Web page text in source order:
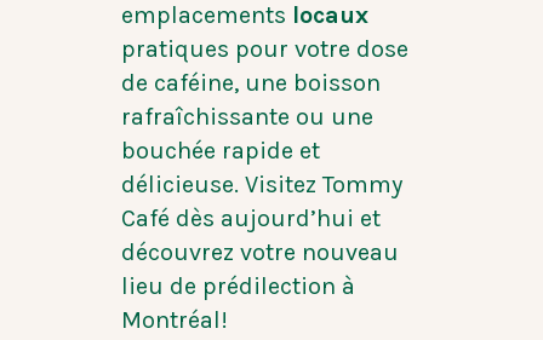
emplacements locaux
pratiques pour votre dose
de caféine, une boisson
rafraîchissante ou une
bouchée rapide et
délicieuse. Visitez Tommy
Café dès aujourd’hui et
découvrez votre nouveau
lieu de prédilection à
Montréal!